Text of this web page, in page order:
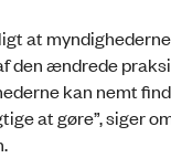
at
den ændrede
kan nemt
at gøre”, siger